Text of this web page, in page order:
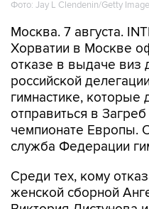
Фото: Jay L Clendenin/Getty
Москва. 7 августа.
Хорватии в Москве
отказе в выдаче виз
российской
гимнастике,
отправиться в
чемпионате Европы.
служба Федерации
Среди тех, кому
женской сборной